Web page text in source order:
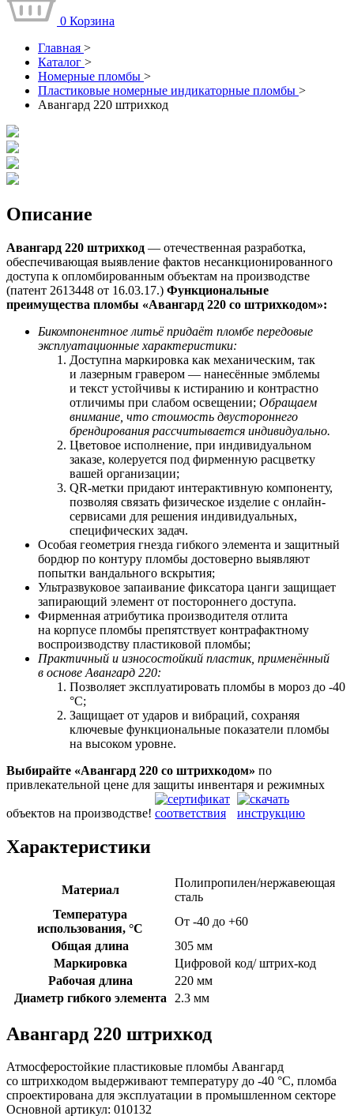
0 Корзина
Главная >
Каталог >
Номерные пломбы >
Пластиковые номерные индикаторные пломбы >
Авангард 220 штрихкод
Описание
Авангард 220 штрихкод — отечественная разработка,
обеспечивающая выявление фактов несанкционированного
доступа к опломбированным объектам на производстве
(патент 2613448 от 16.03.17.) Функциональные
преимущества пломбы «Авангард 220 со штрихкодом»:
Бикомпонентное литьё придаёт пломбе передовые
эксплуатационные характеристики:
Доступна маркировка как механическим, так
и лазерным гравером — нанесённые эмблемы
и текст устойчивы к истиранию и контрастно
отличимы при слабом освещении; Обращаем
внимание, что стоимость двустороннего
брендирования рассчитывается индивидуально.
Цветовое исполнение, при индивидуальном
заказе, колеруется под фирменную расцветку
вашей организации;
QR-метки придают интерактивную компоненту,
позволяя связать физическое изделие с онлайн-
сервисами для решения индивидуальных,
специфических задач.
Особая геометрия гнезда гибкого элемента и защитный
бордюр по контуру пломбы достоверно выявляют
попытки вандального вскрытия;
Ультразвуковое запаивание фиксатора цанги защищает
запирающий элемент от постороннего доступа.
Фирменная атрибутика производителя отлита
на корпусе пломбы препятствует контрафактному
воспроизводству пластиковой пломбы;
Практичный и износостойкий пластик, применённый
в основе Авангард 220:
Позволяет эксплуатировать пломбы в мороз до -40
°С;
Защищает от ударов и вибраций, сохраняя
ключевые функциональные показатели пломбы
на высоком уровне.
Выбирайте «Авангард 220 со штрихкодом» по
привлекательной цене для защиты инвентаря и режимных
объектов на производстве!
Характеристики
Материал
Полипропилен/нержавеющая
сталь
Температура
использования, °C
От -40 до +60
Общая длина
305 мм
Маркировка
Цифровой код/ штрих-код
Рабочая длина
220 мм
Диаметр гибкого элемента
2.3 мм
Авангард 220 штрихкод
Атмосферостойкие пластиковые пломбы Авангард
со штрихкодом выдерживают температуру до -40 °C, пломба
спроектирована для эксплуатации в промышленном секторе
Основной артикул: 010132